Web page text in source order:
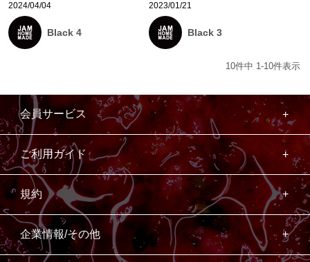
2024/04/04
Black 4
2023/01/21
Black 3
10件中 1-10件表示
会員サービス
ご利用ガイド
規約
企業情報/その他